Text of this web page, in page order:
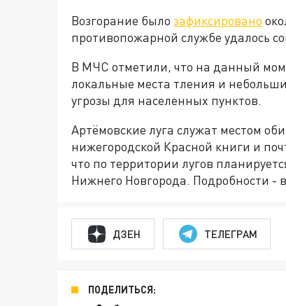
Возгорание было зафиксировано
противопожарной службе удалось
В МЧС отметили, что на данный
локальные места тления и
угрозы для населенных пунктов.
Артёмовские луга служат местом
нижегородской Красной книги и
что по территории лугов
Нижнего Новгорода. Подробности - в
ДЗЕН ТЕЛЕГРАМ
ПОДЕЛИТЬСЯ: